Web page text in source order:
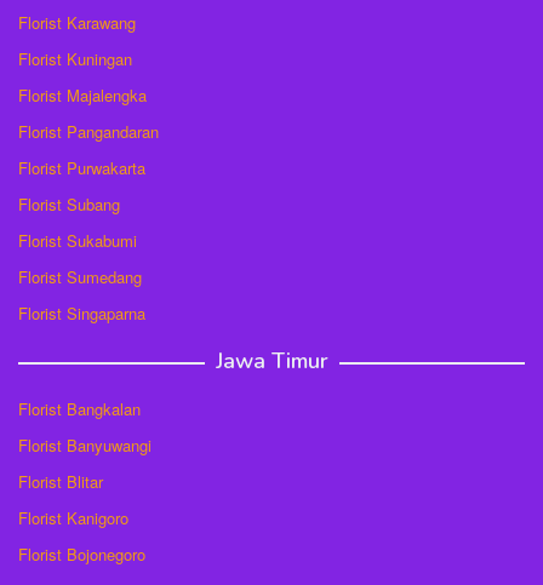
Florist Karawang
Florist Kuningan
Florist Majalengka
Florist Pangandaran
Florist Purwakarta
Florist Subang
Florist Sukabumi
Florist Sumedang
Florist Singaparna
Jawa Timur
Florist Bangkalan
Florist Banyuwangi
Florist Blitar
Florist Kanigoro
Florist Bojonegoro